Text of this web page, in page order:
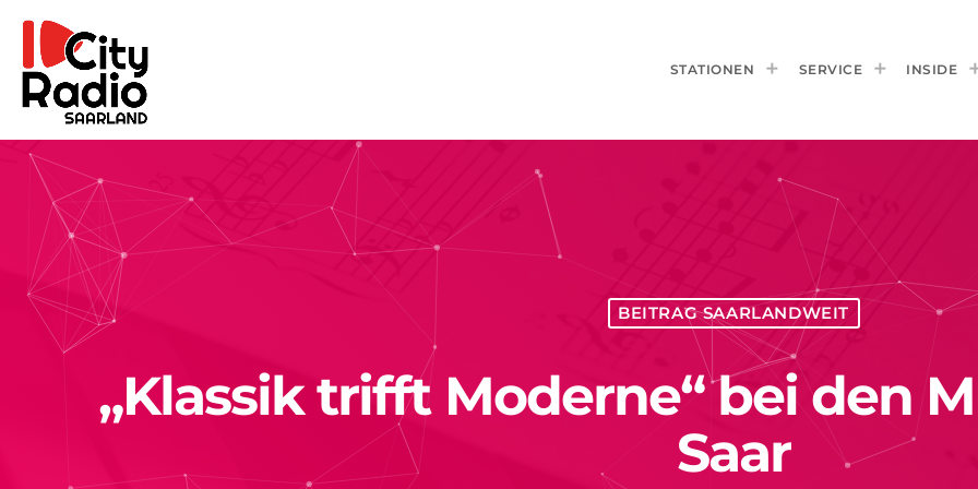
STATIONEN SERVICE INSIDE
BEITRAG SAARLANDWEIT
„Klassik trifft Moderne“ bei den
Saar